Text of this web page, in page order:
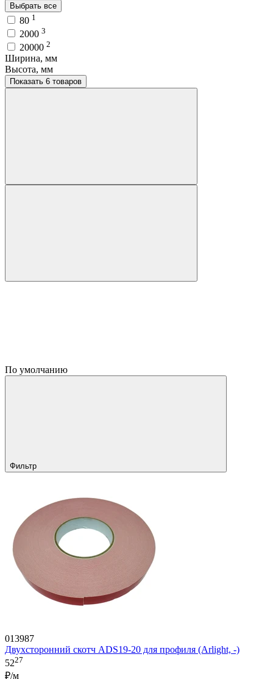
Выбрать все
80 1
2000 3
20000 2
Ширина, мм
Высота, мм
Показать 6 товаров
По умолчанию
Фильтр
013987
Двухсторонний скотч ADS19-20 для профиля (Arlight, -)
5227
₽/м